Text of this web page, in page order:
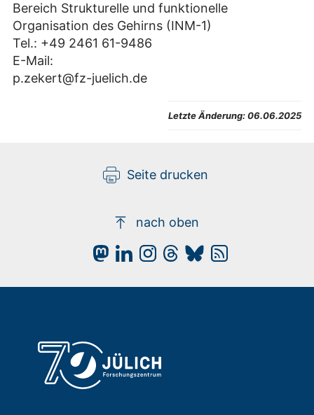
Bereich Strukturelle und funktionelle
Organisation des Gehirns (INM-1)
Tel.: +49 2461 61-9486
E-Mail:
p.zekert@fz-juelich.de
Letzte Änderung:06.06.2025
Seite drucken
nach oben